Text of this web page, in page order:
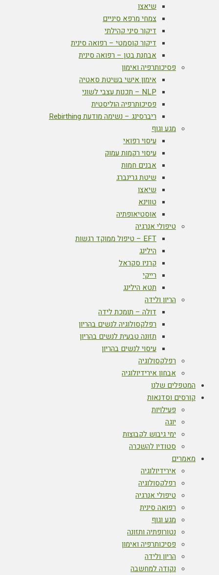
שיאצו
צמחי מרפא סיניים
דיקור סיני קהילתי
דיקור קוסמטי – רפואה סינית
אבחנת בטן – רפואה סינית
פסיכותרפיה ואימון
אימון אישי בשיטת סאטיה
NLP – תכנות עצבי לשוני
פסיכותרפיה הוליסטית
ריברסינג – נשימה מודעת Rebirthing
מגע וגוף
עיסוי רפואי
עיסוי רקמות עמוק
אבנים חמות
שיטת גרינברג
שיאצו
טווינא
אוסטיאופתיה
טיפולי אנרגיה
EFT – טיפול ממוקד רגשות
הילינג
קרניו סקראל
רייקי
תטא הילינג
הריון ולידה
דולה – תומכת לידה
רפלקסולוגיה לנשים בהריון
תזונה טבעית לנשים בהריון
עיסוי לנשים בהריון
רפלקסולוגיה
אבחון אירידיולוגיה
המטפלים שלנו
קורסים וסדנאות
פעילויות
יוגה
ימי גיבוש לקבוצות
סטודיו להשכרה
מאמרים
אירידיולוגיה
רפלקסולוגיה
טיפולי אנרגיה
רפואה סינית
מגע וגוף
נטורופתיה ותזונה
פסיכותרפיה ואימון
הריון ולידה
נקודה למחשבה